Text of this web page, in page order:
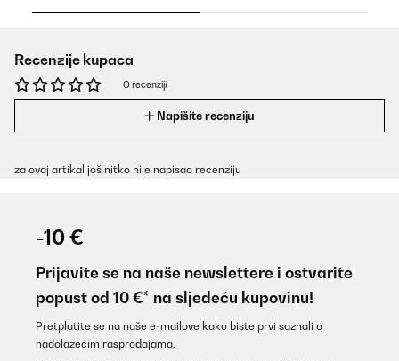
Recenzije kupaca
O recenziji
Napišite recenziju
za ovaj artikal još nitko nije napisao recenziju
-10 €
Prijavite se na naše newslettere i ostvarite
popust od 10 €* na sljedeću kupovinu!
Pretplatite se na naše e-mailove kako biste prvi saznali o
nadolazećim rasprodajama.